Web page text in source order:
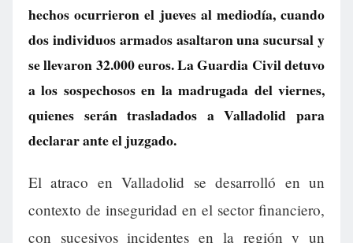
hechos ocurrieron el jueves al mediodía, cuando
dos individuos armados asaltaron una sucursal y
se llevaron 32.000 euros. La Guardia Civil detuvo
a los sospechosos en la madrugada del viernes,
quienes serán trasladados a Valladolid para
declarar ante el juzgado.
El atraco en Valladolid se desarrolló en un
contexto de inseguridad en el sector financiero,
con sucesivos incidentes en la región y un